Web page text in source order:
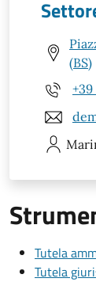
(BS)
+39
Tutela
Tutela